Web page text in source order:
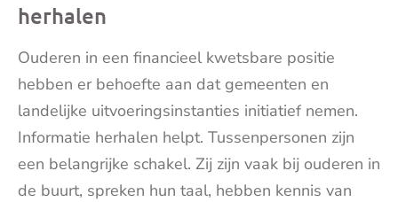
herhalen
Ouderen in een financieel kwetsbare positie
hebben er behoefte aan dat gemeenten en
landelijke uitvoeringsinstanties initiatief nemen.
Informatie herhalen helpt. Tussenpersonen zijn
een belangrijke schakel. Zij zijn vaak bij ouderen in
de buurt, spreken hun taal, hebben kennis van